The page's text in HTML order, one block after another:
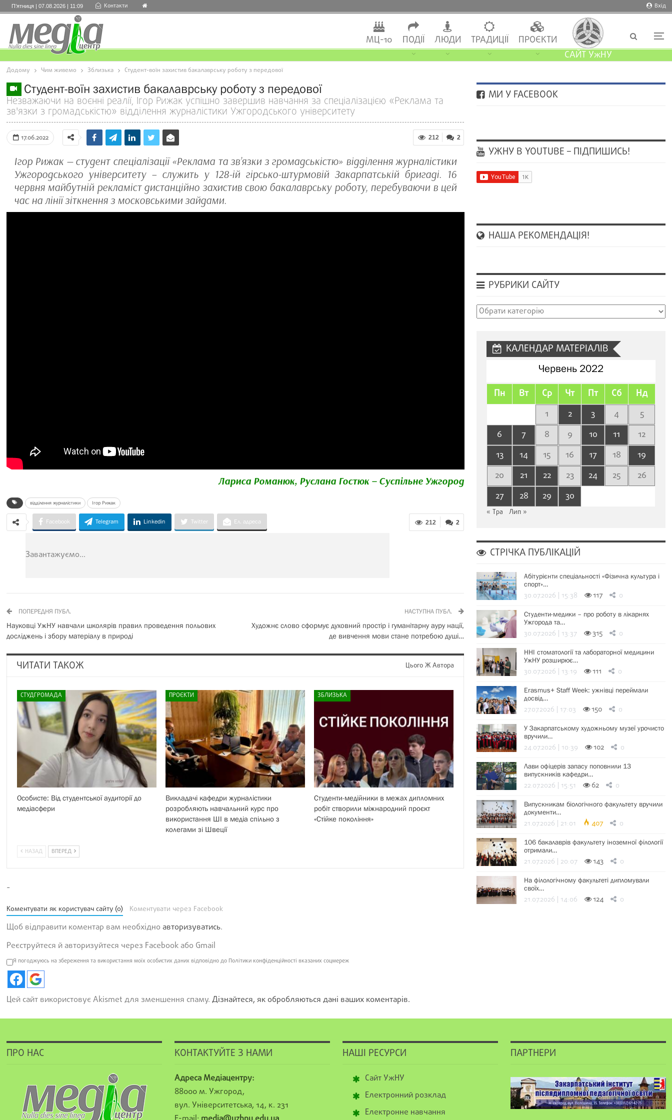
Вхід
П’ятниця | 07.08.2026 | 11:09 Контакти
МЦ-10 ПОДІЇ ЛЮДИ ТРАДИЦІЇ
ПРОЄКТИ
САЙТ УжНУ
Додому Чим живемо Зблизька Студент-воїн захистив бакалаврську роботу з передової
Студент-воїн захистив бакалаврську роботу з передової
Незважаючи на воєнні реалії, Ігор Рижак успішно завершив навчання за спеціалізацією «Реклама та
зв'язки з громадськістю» відділення журналістики Ужгородського університету
17.06.2022 2
212
Ігор Рижак — студент спеціалізації «Реклама та зв’язки з громадськістю» відділення журналістики
Ужгородського університету – служить у 128-ій гірсько-штурмовій Закарпатській бригаді. 16
червня майбутній рекламіст дистанційно захистив свою бакалаврську роботу, перебуваючи в цей
час на лінії зіткнення з московськими зайдами.
Лариса Романюк, Руслана Гостюк – Суспільне Ужгород
відділення журналістики Ігор Рижак
2
212
Facebook Telegram Linkedin Twitter Ел. адреса
Завантажуємо...
ПОПЕРЕДНЯ ПУБЛ.
Науковці УжНУ навчали школярів правил проведення польових
досліджень і збору матеріалу в природі
НАСТУПНА ПУБЛ.
Художнє слово сформує духовний простір і гуманітарну ауру нації,
де вивчення мови стане потребою душі…
ЧИТАТИ ТАКОЖ Цього Ж Автора
СТУДГРОМАДА
Особисте: Від студентської аудиторії до
медіасфери
ПРОЄКТИ
Викладачі кафедри журналістики
розробляють навчальний курс про
використання ШІ в медіа спільно з
колегами зі Швеції
ЗБЛИЗЬКА
Студенти-медійники в межах дипломних
робіт створили міжнародний проєкт
«Стійке покоління»
НАЗАД ВПЕРЕД
-
Коментувати як користувач сайту (0) Коментувати через Facebook
Щоб відправити коментар вам необхідно авторизуватись.
Реєструйтеся й авторизуйтеся через Facebook або Gmail
Я погоджуюсь на збереження та використання моїх особистих даних відповідно до Політики конфіденційності вказаних соцмереж
Цей сайт використовує Akismet для зменшення спаму. Дізнайтеся, як обробляються дані ваших коментарів.
МИ У FACEBOOK
УЖНУ В YOUTUBE – ПІДПИШИСЬ!
НАША РЕКОМЕНДАЦІЯ!
РУБРИКИ САЙТУ
Рубрики
КАЛЕНДАР МАТЕРІАЛІВ
Червень 2022
Пн Вт Ср Чт Пт Сб Нд
1 2 3 4
5
6
7 8 9 10 11
12
13
14 15 16 17 18
19
20
21 22 23 24 25
26
27
28 29 30
« Тра Лип »
СТРІЧКА ПУБЛІКАЦІЙ
Абітурієнти спеціальності «Фізична культура і
спорт»…
30.07.2026 | 15:38 117 0
Студенти-медики – про роботу в лікарнях
Ужгорода та…
30.07.2026 | 13:37 315 0
ННІ стоматології та лабораторної медицини
УжНУ розширює…
30.07.2026 | 13:19 111 0
Erasmus+ Staff Week: ужнівці переймали
досвід…
27.07.2026 | 17:03 150 0
У Закарпатському художньому музеї урочисто
вручили…
24.07.2026 | 10:39 102 0
Лави офіцерів запасу поповнили 13
випускників кафедри…
22.07.2026 | 15:51 62 0
Випускникам біологічного факультету вручили
документи…
21.07.2026 | 21:01 407 0
106 бакалаврів факультету іноземної філології
отримали…
21.07.2026 | 20:07 143 0
На філологічному факультеті дипломували
своїх…
21.07.2026 | 14:06 124 0
ПРО НАС КОНТАКТУЙТЕ З НАМИ
Адреса Медіацентру:
88000 м. Ужгород,
вул. Університетська, 14, к. 231
НАШІ РЕСУРСИ
Сайт УжНУ
Електронний розклад
Електронне навчання
ПАРТНЕРИ